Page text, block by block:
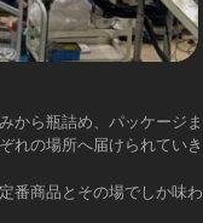
から瓶詰め、パッケージ
れの場所へ届けられていき
番商品とその場でしか味